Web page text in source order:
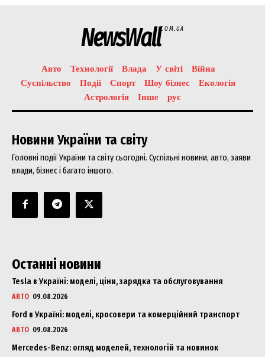
NewsWallCOM.UA
Авто Технології Влада У світі
Війна
Суспільство
Події Спорт Шоу бізнес
Екологія
Астрологія
Інше рус
Новини України та світу
Головні події України та світу сьогодні. Суспільні новини, авто, заяви
влади, бізнес і багато іншого.
Останні новини
Tesla в Україні: моделі, ціни, зарядка та обслуговування
АВТО 09.08.2026
Ford в Україні: моделі, кросовери та комерційний транспорт
АВТО 09.08.2026
Mercedes-Benz: огляд моделей, технологій та новинок